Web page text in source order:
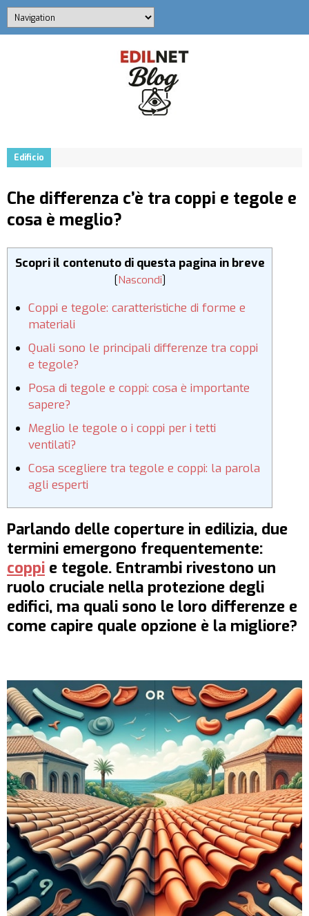
Edificio
Che differenza c’è tra coppi e tegole e
cosa è meglio?
Scopri il contenuto di questa pagina in breve
[Nascondi]
Coppi e tegole: caratteristiche di forme e
materiali
Quali sono le principali differenze tra coppi
e tegole?
Posa di tegole e coppi: cosa è importante
sapere?
Meglio le tegole o i coppi per i tetti
ventilati?
Cosa scegliere tra tegole e coppi: la parola
agli esperti
Parlando delle coperture in edilizia, due
termini emergono frequentemente:
coppi e tegole. Entrambi rivestono un
ruolo cruciale nella protezione degli
edifici, ma quali sono le loro differenze e
come capire quale opzione è la migliore?